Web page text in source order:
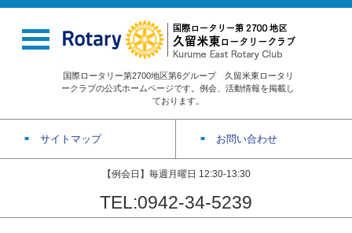
国際ロータリー第2700地区第6グループ 久留米東ロータリ
ークラブの公式ホームページです。例会、活動情報を掲載し
ております。
サイトマップ お問い合わせ
【例会日】毎週月曜日 12:30-13:30
TEL:0942-34-5239